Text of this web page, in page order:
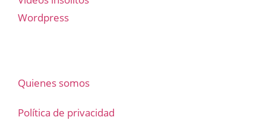
Wordpress
Quienes somos
Política de privacidad